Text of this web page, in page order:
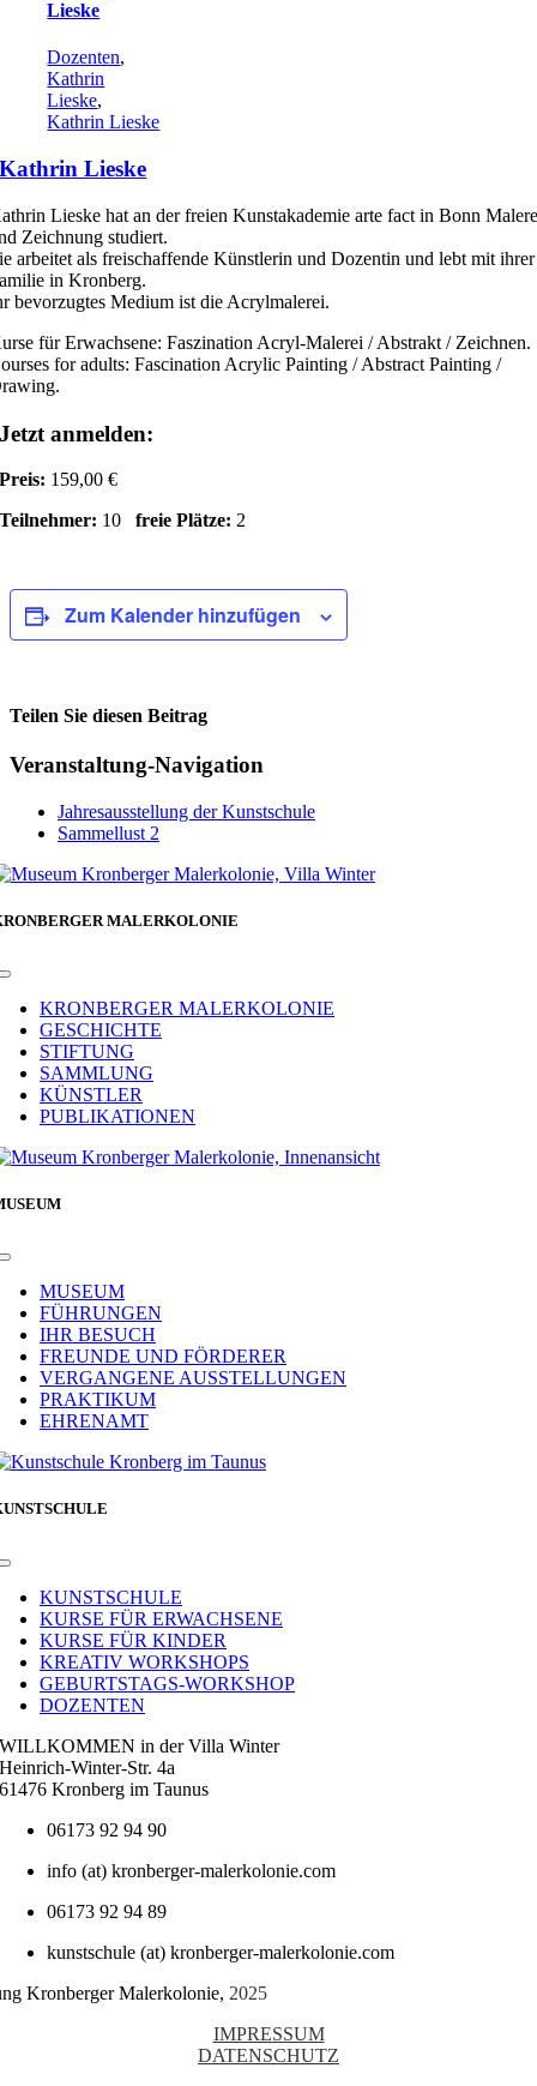
Lieske
Dozenten,
Kathrin
Lieske,
Kathrin Lieske
Kathrin Lieske
Lieske hat an der freien Kunstakademie arte fact in Bonn
Zeichnung studiert.
arbeitet als freischaffende Künstlerin und Dozentin und lebt mit ihrer
in Kronberg.
bevorzugtes Medium ist die Acrylmalerei.
für Erwachsene: Faszination Acryl-Malerei / Abstrakt / Zeichnen.
for adults: Fascination Acrylic Painting / Abstract Painting /
Jetzt anmelden:
Preis: 159,00 €
Teilnehmer: 10freie Plätze: 2
Zum Kalender hinzufügen
Teilen Sie diesen Beitrag
Facebook
Veranstaltung-Navigation
Jahresausstellung der Kunstschule
Sammellust 2
MALERKOLONIE
Toggle
NavigationKRONBERGER MALERKOLONIE
GESCHICHTE
STIFTUNG
SAMMLUNG
KÜNSTLER
PUBLIKATIONEN
Toggle
NavigationMUSEUM
FÜHRUNGEN
IHR BESUCH
FREUNDE UND FÖRDERER
VERGANGENE AUSSTELLUNGEN
PRAKTIKUM
EHRENAMT
Toggle
NavigationKUNSTSCHULE
KURSE FÜR ERWACHSENE
KURSE FÜR KINDER
KREATIV WORKSHOPS
GEBURTSTAGS-WORKSHOP
DOZENTEN
WILLKOMMEN in der Villa Winter
Heinrich-Winter-Str. 4a
61476 Kronberg im Taunus
06173 92 94 90
info (at) kronberger-malerkolonie.com
06173 92 94 89
kunstschule (at) kronberger-malerkolonie.com
Kronberger Malerkolonie, 2025
IMPRESSUM
DATENSCHUTZ